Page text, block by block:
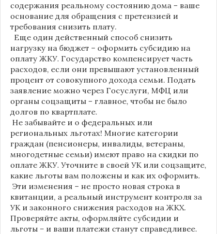
содержания реальному состоянию дома – ваше
основание для обращения с претензией и
требования снизить плату.
Еще один действенный способ снизить
нагрузку на бюджет – оформить субсидию на
оплату ЖКУ. Государство компенсирует часть
расходов, если они превышают установленный
процент от совокупного дохода семьи. Подать
заявление можно через Госуслуги, МФЦ или
органы соцзащиты – главное, чтобы не было
долгов по квартплате.
Не забывайте и о федеральных или
региональных льготах! Многие категории
граждан (пенсионеры, инвалиды, ветераны,
многодетные семьи) имеют право на скидки по
оплате ЖКУ. Уточните в своей УК или соцзащите,
какие льготы вам положены и как их оформить.
Эти изменения – не просто новая строка в
квитанции, а реальный инструмент контроля за
УК и законного снижения расходов на ЖКХ.
Проверяйте акты, оформляйте субсидии и
льготы – и ваши платежи станут справедливее.